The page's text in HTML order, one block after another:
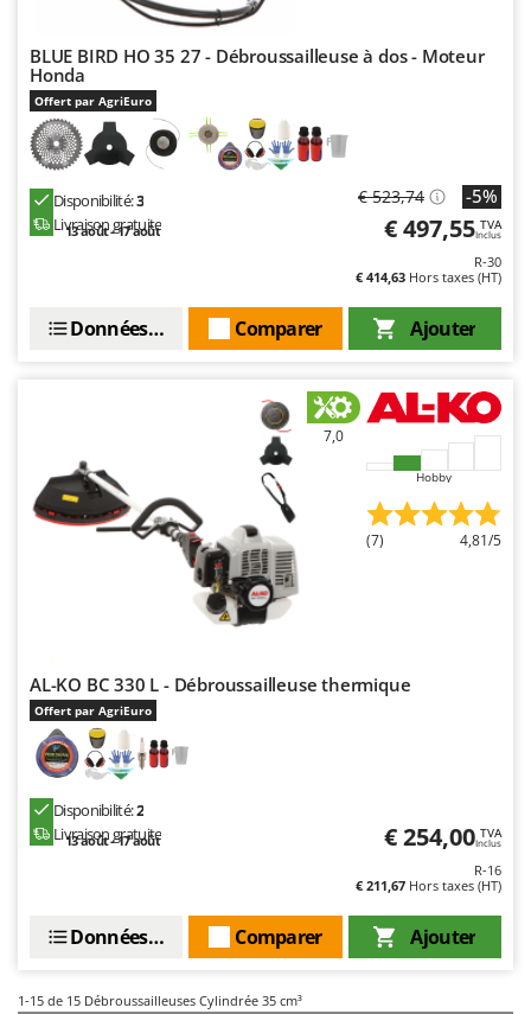
BLUE BIRD HO 35 27 - Débroussailleuse à dos - Moteur
Honda
Offert par AgriEuro
Disponibilité:3
Livraison gratuite
13 août - 17 août
€ 523,74 -5%
€ 497,55 TVA
Inclus
R-30
€ 414,63 Hors taxes (HT)
Ajouter
Comparer
Données techniques
7,0
Hobby
(7) 4,81/5
AL-KO BC 330 L - Débroussailleuse thermique
Offert par AgriEuro
Disponibilité:2
Livraison gratuite
13 août - 17 août € 254,00 TVA
Inclus
R-16
€ 211,67 Hors taxes (HT)
Ajouter
Comparer
Données techniques
1-15 de 15 Débroussailleuses Cylindrée 35 cm³